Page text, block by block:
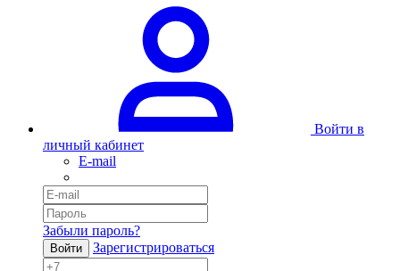
Войти в
личный кабинет
E-mail
Забыли пароль?
Войти Зарегистрироваться